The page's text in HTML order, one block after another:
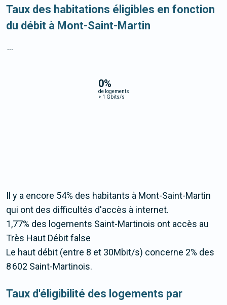
Taux des habitations éligibles en fonction
du débit à Mont-Saint-Martin
0%
de logements
> 1 Gbits/s
...
Il y a encore 54% des habitants à Mont-Saint-Martin
qui ont des difficultés d'accès à internet.
1,77% des logements Saint-Martinois ont accès au
Très Haut Débit false
Le haut débit (entre 8 et 30Mbit/s) concerne 2% des
8 602 Saint-Martinois.
Taux d'éligibilité des logements par